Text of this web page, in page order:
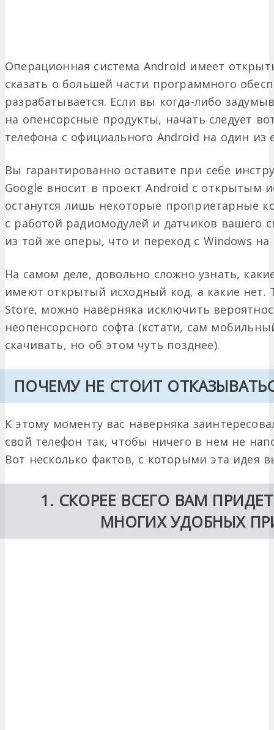
Операционная система Android имеет
сказать о большей части программного
разрабатывается. Если вы когда-либо
на опенсорсные продукты, начать следует
телефона с официального Android на один из
Вы гарантированно оставите при себе
Google вносит в проект Android с открытым
останутся лишь некоторые проприетарные
с работой радиомодулей и датчиков вашего
из той же оперы, что и переход с Windows на
На самом деле, довольно сложно узнать,
имеют открытый исходный код, а какие нет.
Store, можно наверняка исключить
неопенсорсного софта (кстати, сам
скачивать, но об этом чуть позднее).
ПОЧЕМУ НЕ СТОИТ
К этому моменту вас наверняка
свой телефон так, чтобы ничего в нем не
Вот несколько фактов, с которыми эта идея
1. СКОРЕЕ ВСЕГО ВАМ
МНОГИХ УДОБНЫХ